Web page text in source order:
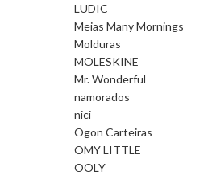
LUDIC
Meias Many Mornings
Molduras
MOLESKINE
Mr. Wonderful
namorados
nici
Ogon Carteiras
OMY LITTLE
OOLY